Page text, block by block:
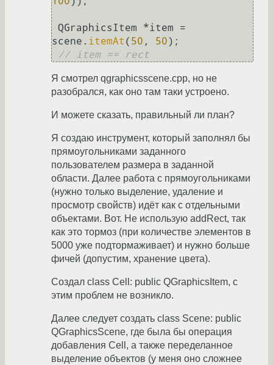
scene. itemAt ( 50 , 50);
// item == rect
Я смотрел qgraphicsscene.cpp, но не
разобрался, как оно там таки устроено.
И можете сказать, правильный ли план?
Я создаю инструмент, который заполнял бы
прямоугольниками заданного
пользователем размера в заданной
области. Далее работа с прямоугольниками
(нужно только выделение, удаление и
просмотр свойств) идёт как с отдельными
объектами. Вот. Не использую addRect, так
как это тормоз (при количестве элементов в
5000 уже подтормаживает) и нужно больше
фичей (допустим, хранение цвета).
Создал class Cell: public QGraphicsItem, с
этим проблем не возникло.
Далее следует создать class Scene: public
QGraphicsScene, где была бы операция
добавления Cell, а также переделанное
выделение объектов (у меня оно сложнее